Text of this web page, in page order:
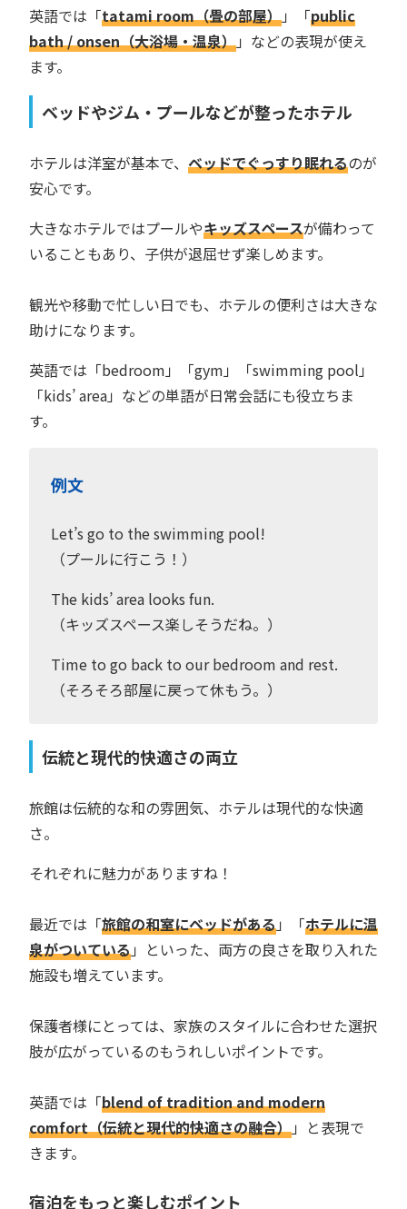
英語では「tatami room（畳の部屋）」「public
bath / onsen（大浴場・温泉）」などの表現が使え
ます。
ベッドやジム・プールなどが整ったホテル
ホテルは洋室が基本で、 ベッドでぐっすり眠れるのが
安心です。
大きなホテルではプールやキッズスペースが備わって
いることもあり、子供が退屈せず楽しめます。
観光や移動で忙しい日でも、ホテルの便利さは大きな
助けになります。
英語では「bedroom」「gym」「swimming pool」
「kids’ area」などの単語が日常会話にも役立ちま
す。
例文
Let’s go to the swimming pool!
（プールに行こう！）
The kids’ area looks fun.
（キッズスペース楽しそうだね。）
Time to go back to our bedroom and rest.
（そろそろ部屋に戻って休もう。）
伝統と現代的快適さの両立
旅館は伝統的な和の雰囲気、ホテルは現代的な快適
さ。
それぞれに魅力がありますね！
最近では「旅館の和室にベッドがある」「ホテルに温
泉がついている」といった、両方の良さを取り入れた
施設も増えています。
保護者様にとっては、家族のスタイルに合わせた選択
肢が広がっているのもうれしいポイントです。
英語では「blend of tradition and modern
comfort（伝統と現代的快適さの融合）」と表現で
きます。
宿泊をもっと楽しむポイント